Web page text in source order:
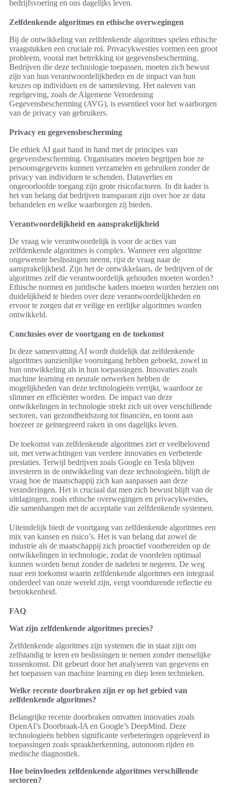
bedrijfsvoering en ons dagelijks leven.
Zelfdenkende algoritmes en ethische overwegingen
Bij de ontwikkeling van zelfdenkende algoritmes spelen ethische
vraagstukken een cruciale rol. Privacykwesties vormen een groot
probleem, vooral met betrekking tot gegevensbescherming.
Bedrijven die deze technologie toepassen, moeten zich bewust
zijn van hun verantwoordelijkheden en de impact van hun
keuzes op individuen en de samenleving. Het naleven van
regelgeving, zoals de Algemene Verordening
Gegevensbescherming (AVG), is essentieel voor het waarborgen
van de privacy van gebruikers.
Privacy en gegevensbescherming
De ethiek AI gaat hand in hand met de principes van
gegevensbescherming. Organisaties moeten begrijpen hoe ze
persoonsgegevens kunnen verzamelen en gebruiken zonder de
privacy van individuen te schenden. Dataverlies en
ongeoorloofde toegang zijn grote risicofactoren. In dit kader is
het van belang dat bedrijven transparant zijn over hoe ze data
behandelen en welke waarborgen zij bieden.
Verantwoordelijkheid en aansprakelijkheid
De vraag wie verantwoordelijk is voor de acties van
zelfdenkende algoritmes is complex. Wanneer een algoritme
ongewenste beslissingen neemt, rijst de vraag naar de
aansprakelijkheid. Zijn het de ontwikkelaars, de bedrijven of de
algoritmes zelf die verantwoordelijk gehouden moeten worden?
Ethische normen en juridische kaders moeten worden herzien om
duidelijkheid te bieden over deze verantwoordelijkheden en
ervoor te zorgen dat er veilige en eerlijke algoritmes worden
ontwikkeld.
Conclusies over de voortgang en de toekomst
In deze samenvatting AI wordt duidelijk dat zelfdenkende
algoritmes aanzienlijke vooruitgang hebben geboekt, zowel in
hun ontwikkeling als in hun toepassingen. Innovaties zoals
machine learning en neurale netwerken hebben de
mogelijkheden van deze technologieën verrijkt, waardoor ze
slimmer en efficiënter worden. De impact van deze
ontwikkelingen in technologie strekt zich uit over verschillende
sectoren, van gezondheidszorg tot financiën, en toont aan
hoezeer ze geïntegreerd raken in ons dagelijks leven.
De toekomst van zelfdenkende algoritmes ziet er veelbelovend
uit, met verwachtingen van verdere innovaties en verbeterde
prestaties. Terwijl bedrijven zoals Google en Tesla blijven
investeren in de ontwikkeling van deze technologieën, blijft de
vraag hoe de maatschappij zich kan aanpassen aan deze
veranderingen. Het is cruciaal dat men zich bewust blijft van de
uitdagingen, zoals ethische overwegingen en privacykwesties,
die samenhangen met de acceptatie van zelfdenkende systemen.
Uiteindelijk biedt de voortgang van zelfdenkende algoritmes een
mix van kansen en risico’s. Het is van belang dat zowel de
industrie als de maatschappij zich proactief voorbereiden op de
ontwikkelingen in technologie, zodat de voordelen optimaal
kunnen worden benut zonder de nadelen te negeren. De weg
naar een toekomst waarin zelfdenkende algoritmes een integraal
onderdeel van onze wereld zijn, vergt voortdurende reflectie en
betrokkenheid.
FAQ
Wat zijn zelfdenkende algoritmes precies?
Zelfdenkende algoritmes zijn systemen die in staat zijn om
zelfstandig te leren en beslissingen te nemen zonder menselijke
tussenkomst. Dit gebeurt door het analyseren van gegevens en
het toepassen van machine learning en diep leren technieken.
Welke recente doorbraken zijn er op het gebied van
zelfdenkende algoritmes?
Belangrijke recente doorbraken omvatten innovaties zoals
OpenAI’s Doorbraak-IA en Google’s DeepMind. Deze
technologieën hebben significante verbeteringen opgeleverd in
toepassingen zoals spraakherkenning, autonoom rijden en
medische diagnostiek.
Hoe beïnvloeden zelfdenkende algoritmes verschillende
sectoren?